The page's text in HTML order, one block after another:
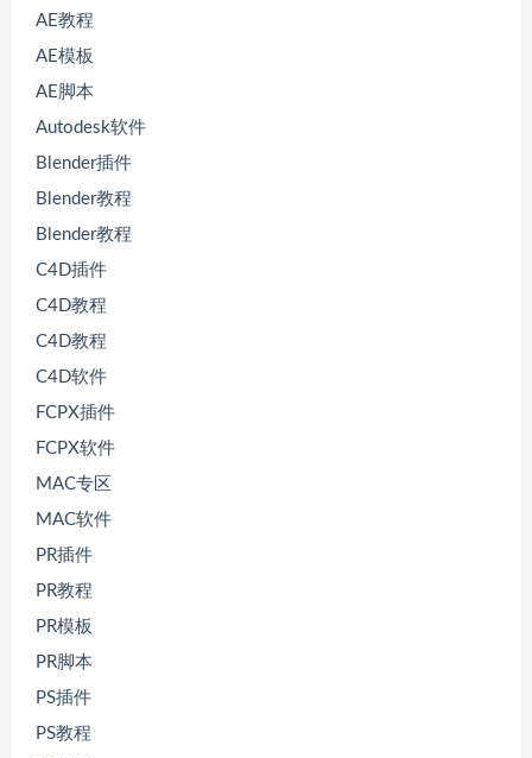
AE教程
AE模板
AE脚本
Autodesk软件
Blender插件
Blender教程
Blender教程
C4D插件
C4D教程
C4D教程
C4D软件
FCPX插件
FCPX软件
MAC专区
MAC软件
PR插件
PR教程
PR模板
PR脚本
PS插件
PS教程